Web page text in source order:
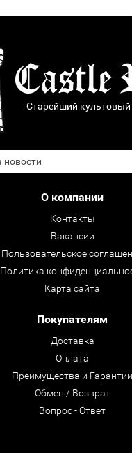
Старейший культовый
О компании
Контакты
Вакансии
Пользовательское
Политика
Карта сайта
Покупателям
Доставка
Оплата
Преимущества и Гарантии
Обмен / Возврат
Вопрос - Ответ